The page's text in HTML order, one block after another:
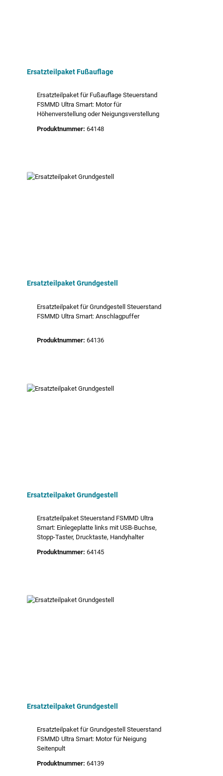
Ersatzteilpaket Fußauflage
Ersatzteilpaket für Fußauflage Steuerstand
FSMMD Ultra Smart: Motor für
Höhenverstellung oder Neigungsverstellung
Produktnummer: 64148
Ersatzteilpaket Grundgestell
Ersatzteilpaket für Grundgestell Steuerstand
FSMMD Ultra Smart: Anschlagpuffer
Produktnummer: 64136
Ersatzteilpaket Grundgestell
Ersatzteilpaket Steuerstand FSMMD Ultra
Smart: Einlegeplatte links mit USB-Buchse,
Stopp-Taster, Drucktaste, Handyhalter
Produktnummer: 64145
Ersatzteilpaket Grundgestell
Ersatzteilpaket für Grundgestell Steuerstand
FSMMD Ultra Smart: Motor für Neigung
Seitenpult
Produktnummer: 64139